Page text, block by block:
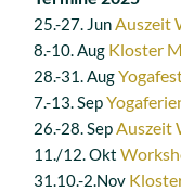
25.-27. JunAuszeit
8.-10. Aug Kloster
28.-31. Aug
7.-13. Sep
26.-28. SepAuszeit
11./12. Okt
31.10.-2.Nov